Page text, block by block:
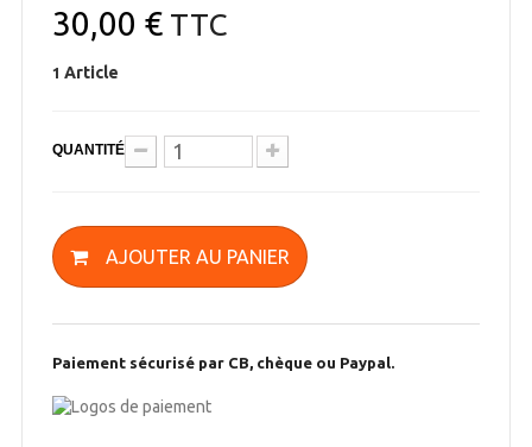
30,00 €TTC
1 Article
QUANTITÉ
AJOUTER AU PANIER
Paiement sécurisé par CB, chèque ou Paypal.